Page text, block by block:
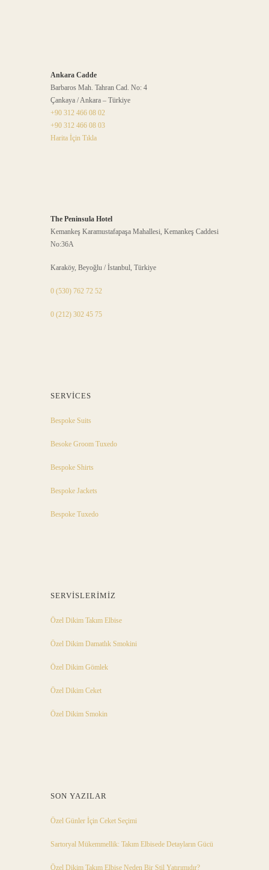
Ankara Cadde
Barbaros Mah. Tahran Cad. No: 4
Çankaya / Ankara – Türkiye
+90 312 466 08 02
+90 312 466 08 03
Harita İçin Tıkla
The Peninsula Hotel
Kemankeş Karamustafapaşa Mahallesi, Kemankeş Caddesi
No:36A
Karaköy, Beyoğlu / İstanbul, Türkiye
0 (530) 762 72 52
0 (212) 302 45 75
SERVICES
Bespoke Suits
Besoke Groom Tuxedo
Bespoke Shirts
Bespoke Jackets
Bespoke Tuxedo
SERVISLERIMIZ
Özel Dikim Takım Elbise
Özel Dikim Damatlık Smokini
Özel Dikim Gömlek
Özel Dikim Ceket
Özel Dikim Smokin
SON YAZILAR
Özel Günler İçin Ceket Seçimi
Sartoryal Mükemmellik: Takım Elbisede Detayların Gücü
Özel Dikim Takım Elbise Neden Bir Stil Yatırımıdır?